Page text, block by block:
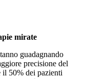
mirate
guadagnando
precisione del
50% dei pazienti